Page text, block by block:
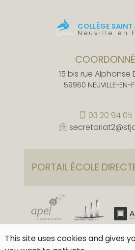
COLLÈGE SAINT
Neuville en
15 bis rue Alphonse
59960 NEUVILLE-EN-
03 20 94 05
PORTAIL ÉCOLE
This site uses cookies and gives